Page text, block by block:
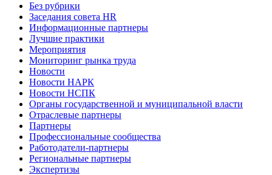
Без рубрики
Заседания совета HR
Информационные партнеры
Лучшие практики
Мероприятия
Мониторинг рынка труда
Новости
Новости НАРК
Новости НСПК
Органы государственной и муниципальной власти
Отраслевые партнеры
Партнеры
Профессиональные сообщества
Работодатели-партнеры
Региональные партнеры
Экспертизы